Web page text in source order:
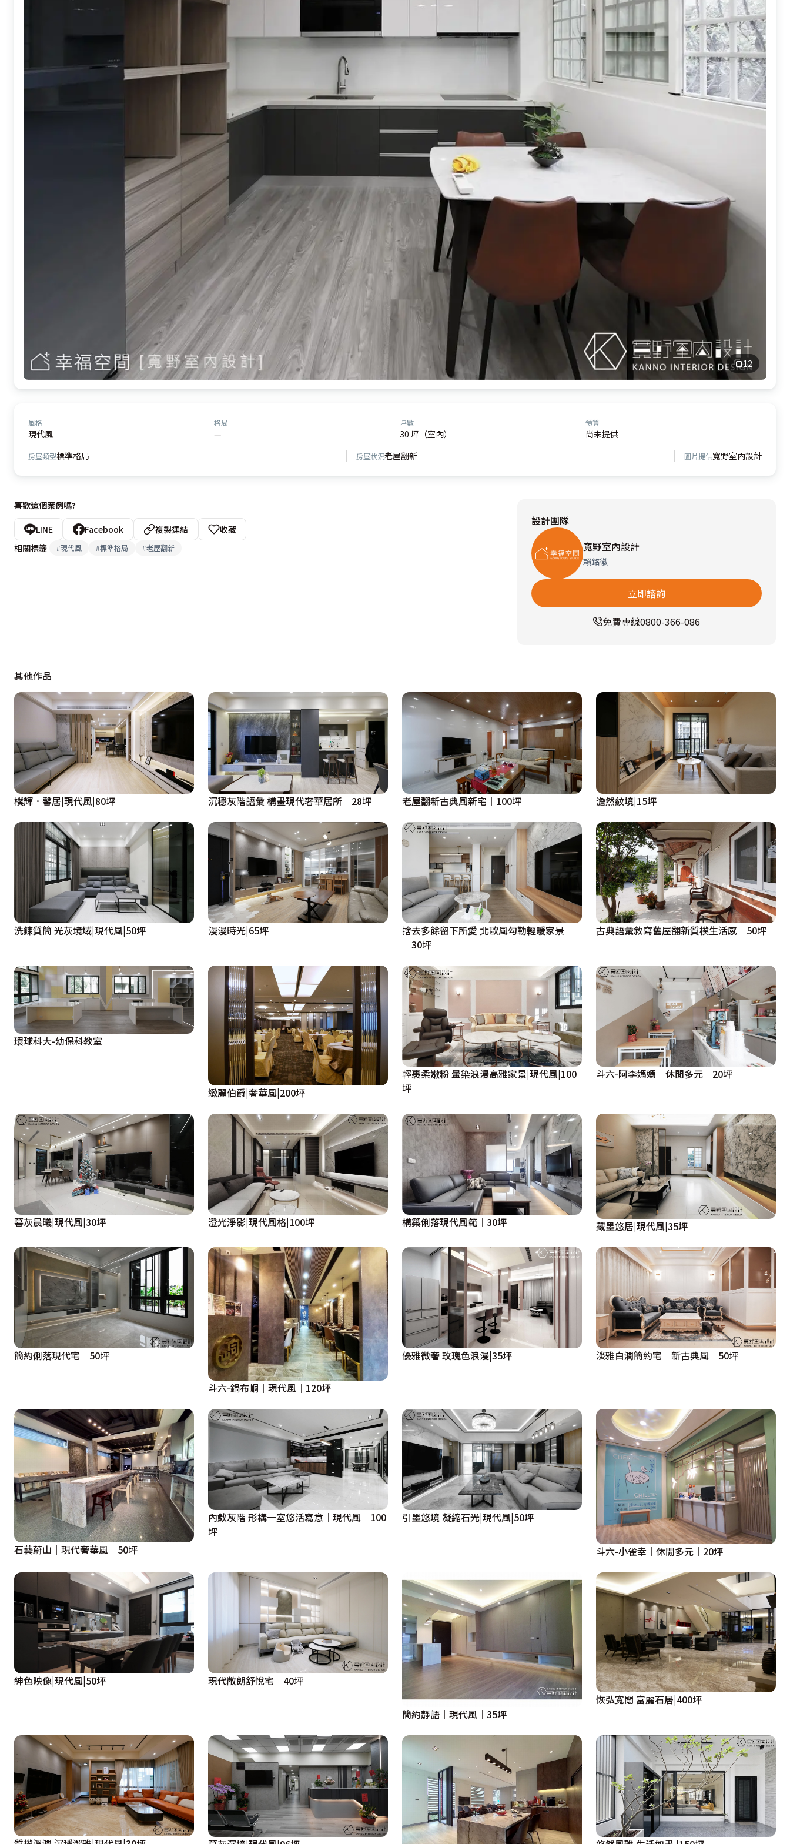
12
風格
現代風
格局
—
坪數
30 坪（室內）
預算
尚未提供
房屋類型標準格局 房屋狀況老屋翻新 圖片提供寬野室內設計
喜歡這個案例嗎?
LINE Facebook 複製連結
收藏
相關標籤
#現代風 #標準格局 #老屋翻新
設計團隊
寬野室內設計
賴銘徽
立即諮詢
免費專線0800-366-086
其他作品
樸輝．馨居|現代風|80坪 沉穩灰階語彙 構畫現代奢華居所│28坪 老屋翻新古典風新宅│100坪 澹然紋境|15坪
洗鍊質簡 光灰境域|現代風|50坪 漫漫時光|65坪
捨去多餘留下所愛 北歐風勾勒輕暖家景
│30坪
古典語彙敘寫舊屋翻新質樸生活感│50坪
環球科大-幼保科教室
緻麗伯爵|奢華風|200坪
輕裹柔嫩粉 暈染浪漫高雅家景|現代風|100
坪
斗六-阿李媽媽│休閒多元│20坪
暮灰晨曦|現代風|30坪 澄光淨影|現代風格|100坪 構築俐落現代風範│30坪 藏墨悠居|現代風|35坪
簡約俐落現代宅│50坪
斗六-鍋布峒│現代風│120坪
優雅微奢 玫瑰色浪漫|35坪 淡雅白潤簡約宅│新古典風│50坪
石藝蔚山│現代奢華風│50坪
內斂灰階 形構一室悠活寫意│現代風│100
坪
引墨悠境 凝縮石光|現代風|50坪
斗六-小雀幸│休閒多元│20坪
紳色映像|現代風|50坪 現代敞朗舒悅宅│40坪
簡約靜語│現代風│35坪
恢弘寬闊 富麗石居|400坪